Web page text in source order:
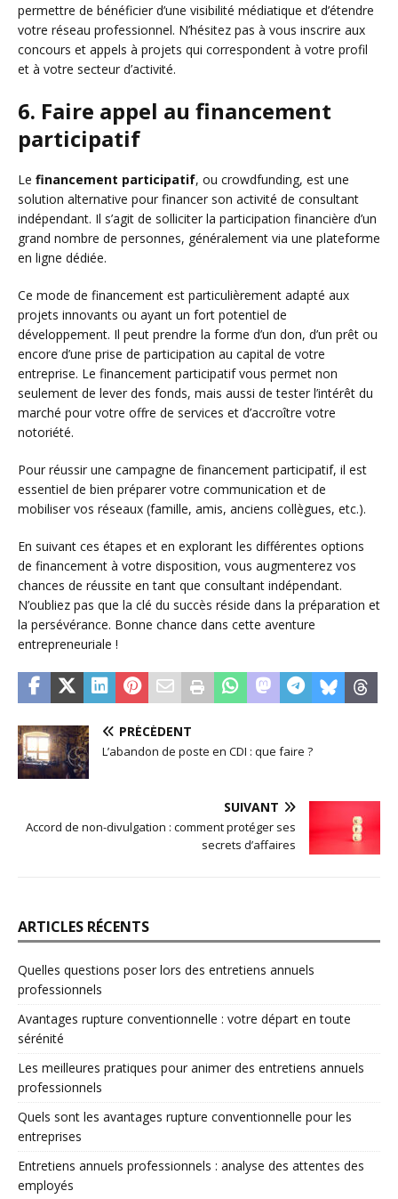
permettre de bénéficier d’une visibilité médiatique et d’étendre
votre réseau professionnel. N’hésitez pas à vous inscrire aux
concours et appels à projets qui correspondent à votre profil
et à votre secteur d’activité.
6. Faire appel au financement
participatif
Le financement participatif, ou crowdfunding, est une
solution alternative pour financer son activité de consultant
indépendant. Il s’agit de solliciter la participation financière d’un
grand nombre de personnes, généralement via une plateforme
en ligne dédiée.
Ce mode de financement est particulièrement adapté aux
projets innovants ou ayant un fort potentiel de
développement. Il peut prendre la forme d’un don, d’un prêt ou
encore d’une prise de participation au capital de votre
entreprise. Le financement participatif vous permet non
seulement de lever des fonds, mais aussi de tester l’intérêt du
marché pour votre offre de services et d’accroître votre
notoriété.
Pour réussir une campagne de financement participatif, il est
essentiel de bien préparer votre communication et de
mobiliser vos réseaux (famille, amis, anciens collègues, etc.).
En suivant ces étapes et en explorant les différentes options
de financement à votre disposition, vous augmenterez vos
chances de réussite en tant que consultant indépendant.
N’oubliez pas que la clé du succès réside dans la préparation et
la persévérance. Bonne chance dans cette aventure
entrepreneuriale !
PRÉCÉDENT
L’abandon de poste en CDI : que faire ?
SUIVANT
Accord de non-divulgation : comment protéger ses
secrets d’affaires
ARTICLES RÉCENTS
Quelles questions poser lors des entretiens annuels
professionnels
Avantages rupture conventionnelle : votre départ en toute
sérénité
Les meilleures pratiques pour animer des entretiens annuels
professionnels
Quels sont les avantages rupture conventionnelle pour les
entreprises
Entretiens annuels professionnels : analyse des attentes des
employés